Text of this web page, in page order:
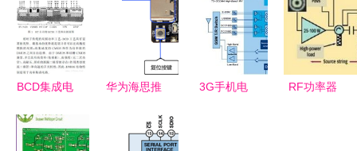
RC 现货特
价，原装正
品
设计的大门
前搞定它
BCD集成电
究与进展
华为海思推
集成电路的
3G手机电
RF功率器